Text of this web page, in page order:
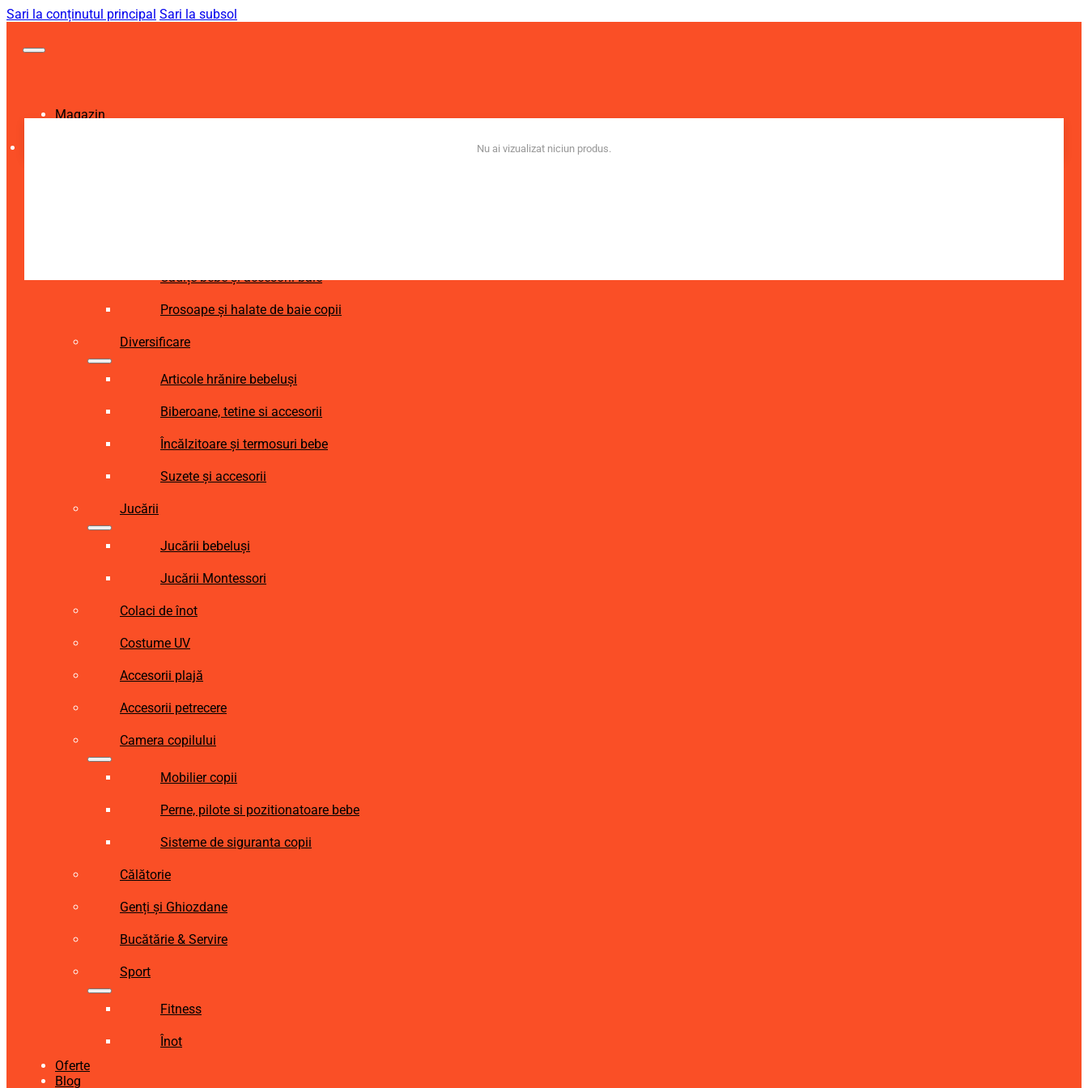
Sari la conținutul principal Sari la subsol
Magazin
Cădițe bebe și accesorii baie
Prosoape și halate de baie copii
Diversificare
Articole hrănire bebeluși
Biberoane, tetine si accesorii
Încălzitoare și termosuri bebe
Suzete și accesorii
Jucării
Jucării bebeluși
Jucării Montessori
Colaci de înot
Costume UV
Accesorii plajă
Accesorii petrecere
Camera copilului
Mobilier copii
Perne, pilote si pozitionatoare bebe
Sisteme de siguranta copii
Călătorie
Genți și Ghiozdane
Bucătărie & Servire
Sport
Fitness
Înot
Oferte
Blog
Nu ai vizualizat niciun produs.